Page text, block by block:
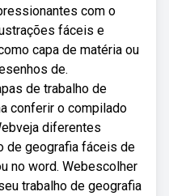
com o
fáceis e
capa de matéria ou
de.
de trabalho de
conferir o compilado
diferentes
de geografia fáceis de
no word. Webescolher
trabalho de geografia